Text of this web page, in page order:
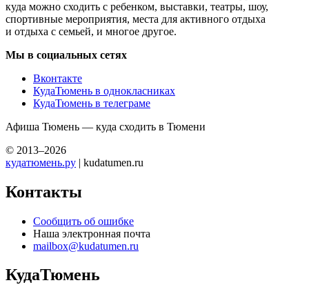
куда можно сходить с ребенком, выставки, театры, шоу,
спортивные мероприятия, места для активного отдыха
и отдыха с семьей, и многое другое.
Мы в социальных сетях
Вконтакте
КудаТюмень в однокласниках
КудаТюмень в телеграме
Афиша Тюмень — куда сходить в Тюмени
© 2013–2026
кудатюмень.ру | kudatumen.ru
Контакты
Сообщить об ошибке
Наша электронная почта
mailbox@kudatumen.ru
КудаТюмень